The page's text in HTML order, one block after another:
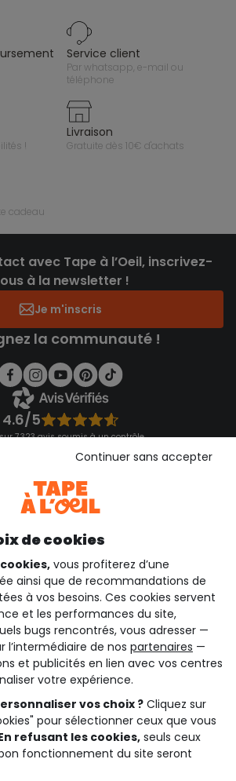
service client
par whatsapp, e-mail ou
téléphone
!
livraison
gratuite dès 10€ d'achats
cadeau
avec Tape à l’Oeil, inscrivez-
à la newsletter !
Je m'inscris
la communauté !
4.6/5
7 323 avis soumis à un contrôle
Consulter les CGU
?
ventes et d'utilisation
des réseaux sociaux
de cookies
vous profiterez d’une
ainsi que de recommandations de
à vos besoins. Ces cookies servent
et les performances du site,
bugs rencontrés, vous adresser —
de nos partenaires —
et publicités en lien avec vos centres
votre expérience.
vos choix ? Cliquez sur
pour sélectionner ceux que vous
refusant les cookies, seuls ceux
fonctionnement du site seront
Continuer sans accepter